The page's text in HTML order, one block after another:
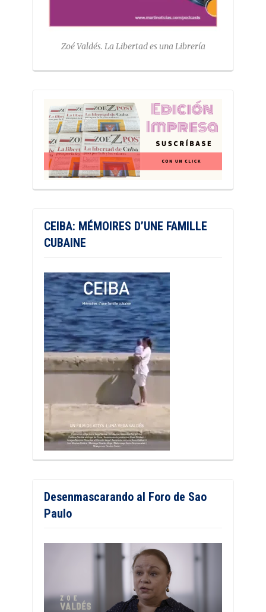
Zoé Valdés. La Libertad es una Librería
CEIBA: MÉMOIRES D’UNE FAMILLE
CUBAINE
Desenmascarando al Foro de Sao
Paulo